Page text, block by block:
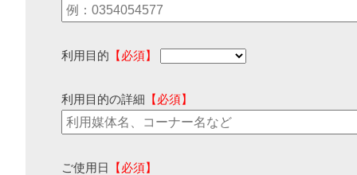
利用目的 【必須】
利用目的の詳細 【必須】
ご使用日 【必須】